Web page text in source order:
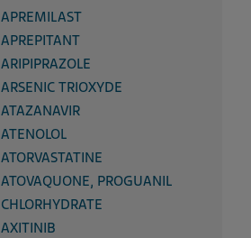
APREMILAST
APREPITANT
ARIPIPRAZOLE
ARSENIC TRIOXYDE
ATAZANAVIR
ATENOLOL
ATORVASTATINE
ATOVAQUONE, PROGUANIL
CHLORHYDRATE
AXITINIB